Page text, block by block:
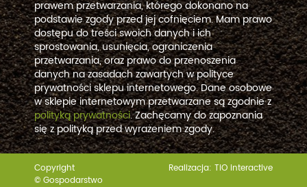
prawem przetwarzania, którego dokonano na
podstawie zgody przed jej cofnięciem. Mam prawo
dostępu do treści swoich danych i ich
sprostowania, usunięcia, ograniczenia
przetwarzania, oraz prawo do przenoszenia
danych na zasadach zawartych w polityce
prywatności sklepu internetowego. Dane osobowe
w sklepie internetowym przetwarzane są zgodnie z
polityką prywatności. Zachęcamy do zapoznania
się z polityką przed wyrażeniem zgody.
Copyright
© Gospodarstwo
Realizacja: TiO interactive